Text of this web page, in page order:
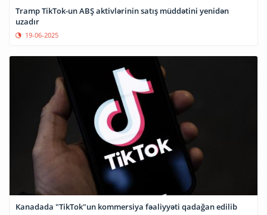
Tramp TikTok-un ABŞ aktivlərinin satış müddətini yenidən
uzadır
19-06-2025
Kanadada "TikTok"un kommersiya fəaliyyəti qadağan edilib